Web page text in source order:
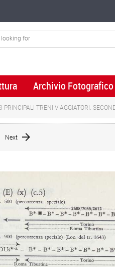
Archivio Fotografico
PRINCIPALI TRENI VIAGGIATORI.
Next